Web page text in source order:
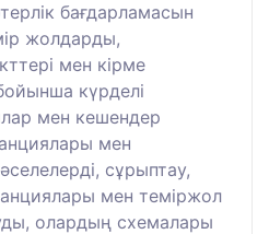
бағдарламасын
жолдарды,
мен кірме
күрделі
мен кешендер
мен
сұрыптау,
мен теміржол
олардың схемалары